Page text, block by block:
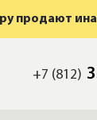
продают
+7 (812)